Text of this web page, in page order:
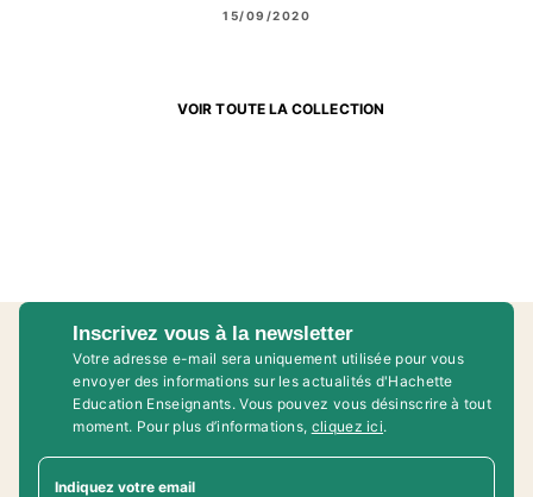
15/09/2020
VOIR TOUTE LA COLLECTION
Inscrivez vous à la newsletter
Votre adresse e-mail sera uniquement utilisée pour vous
envoyer des informations sur les actualités d'Hachette
Education Enseignants. Vous pouvez vous désinscrire à tout
moment. Pour plus d’informations, cliquez ici.
Indiquez votre email